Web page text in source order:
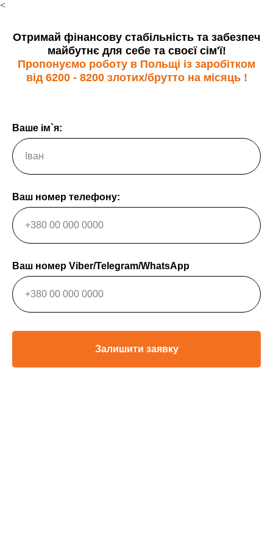
<
Отримай фінансову стабільність та забезпеч
майбутнє для себе та своєї сім'ї!
Пропонуємо роботу в Польщі із заробітком
від 6200 - 8200 злотих/бруттона місяць !
Ваше ім`я:
Ваш номер телефону:
Ваш номер Viber/Telegram/WhatsApp
Залишити заявку